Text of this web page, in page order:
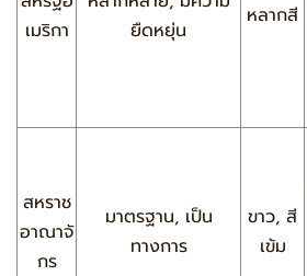
เมริกา
ยืดหยุ่น
หลากสี
สหราช
อาณาจั
กร
มาตรฐาน, เป็น
ทางการ
ขาว, สี
เข้ม